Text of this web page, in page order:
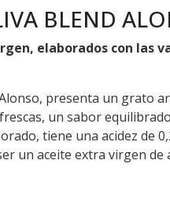
BLEND
elaborados con las
presenta un grato
un sabor
tiene una acidez de
un aceite extra virgen de